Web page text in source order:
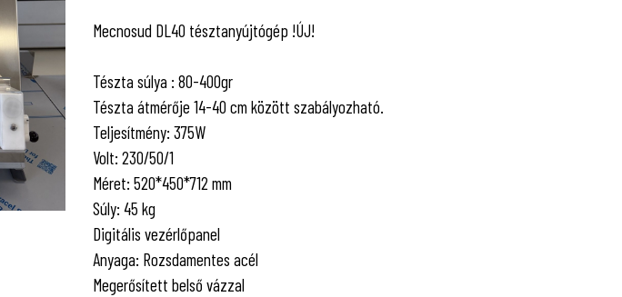
Mecnosud DL40 tésztanyújtógép !ÚJ!
Tészta súlya : 80-400gr
Tészta átmérője 14-40 cm között szabályozható.
Teljesítmény: 375W
Volt: 230/50/1
Méret: 520*450*712 mm
Súly: 45 kg
Digitális vezérlőpanel
Anyaga: Rozsdamentes acél
Megerősített belső vázzal